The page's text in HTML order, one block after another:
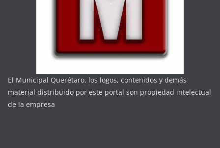
El Municipal Querétaro, los logos, contenidos y demás
material distribuido por este portal son propiedad intelectual
de la empresa